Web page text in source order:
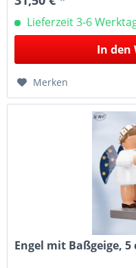
Lieferzeit 3-6
In den
Merken
Engel mit Baßgeige, 5